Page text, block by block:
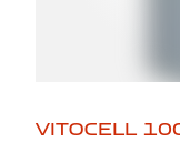
VITOCELL